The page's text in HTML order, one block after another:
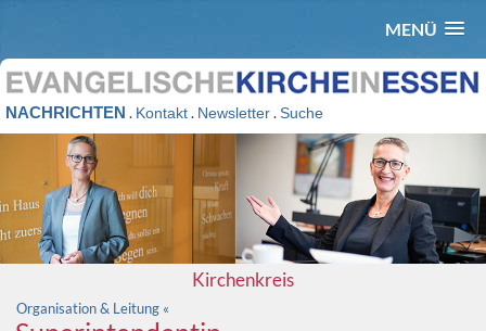
MENÜ
NACHRICHTEN . Kontakt. Newsletter.Suche
Kirchenkreis
Organisation & Leitung «